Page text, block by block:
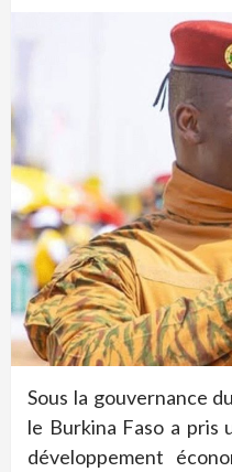
Sous la gouvernance du
le Burkina Faso a pris
développement